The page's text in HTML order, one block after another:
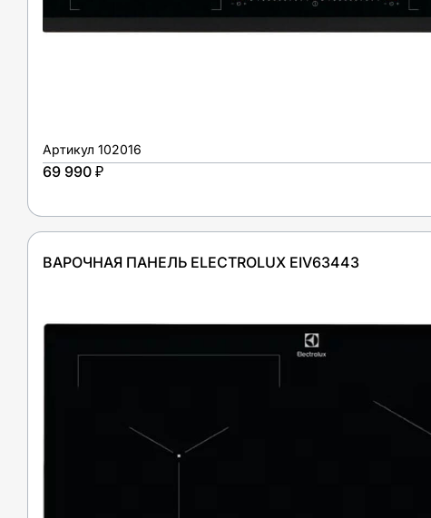
Артикул 102016
69 990 ₽
ВАРОЧНАЯ ПАНЕЛЬ ELECTROLUX EIV63443